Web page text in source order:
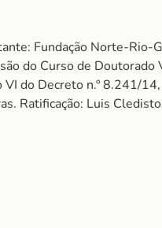
Fundação Norte-Rio-
do Curso de
do Decreto n.º 8.241/
Ratificação: Luis